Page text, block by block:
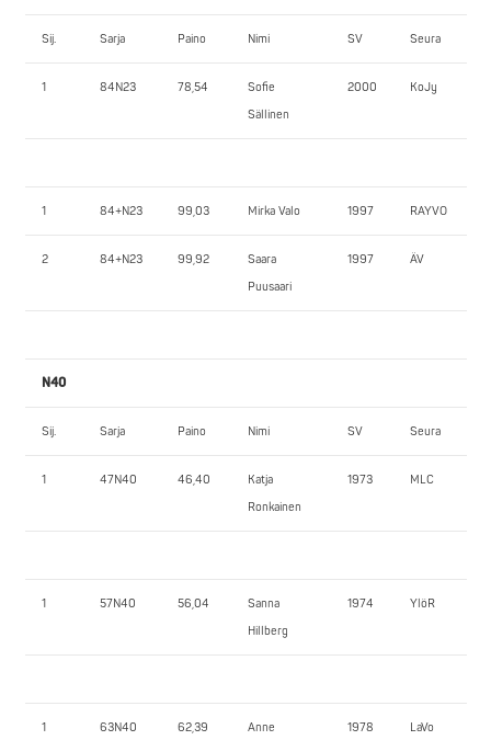
Sij. Sarja Paino Nimi SV Seura
1 84N23 78,54
Sofie
Sällinen
2000 KoJy
1 84+N23 99,03 Mirka Valo 1997 RAYVO
2 84+N23 99,92
Saara
Puusaari
1997 ÄV
N40
Sij. Sarja Paino Nimi SV Seura
1 47N40 46,40
Katja
Ronkainen
1973 MLC
1 57N40 56,04
Sanna
Hillberg
1974 YlöR
1 63N40 62,39
Anne
1978 LaVo